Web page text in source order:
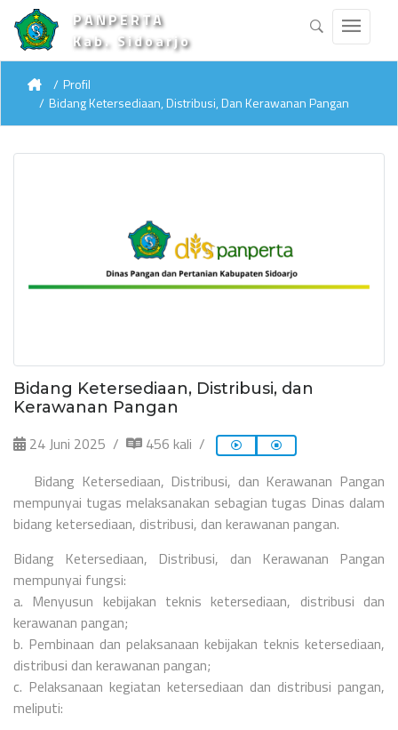
PANPERTA
Kab. Sidoarjo
Profil
Bidang Ketersediaan, Distribusi, Dan Kerawanan Pangan
Bidang Ketersediaan, Distribusi, dan
Kerawanan Pangan
24 Juni 2025
456 kali
Bidang Ketersediaan, Distribusi, dan Kerawanan Pangan
mempunyai tugas melaksanakan sebagian tugas Dinas dalam
bidang ketersediaan, distribusi, dan kerawanan pangan.
Bidang Ketersediaan, Distribusi, dan Kerawanan Pangan
mempunyai fungsi:
a. Menyusun kebijakan teknis ketersediaan, distribusi dan
kerawanan pangan;
b. Pembinaan dan pelaksanaan kebijakan teknis ketersediaan,
distribusi dan kerawanan pangan;
c. Pelaksanaan kegiatan ketersediaan dan distribusi pangan,
meliputi: